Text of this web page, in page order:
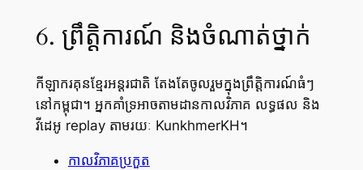
6. ព្រឹត្តិការណ៍ និងចំណាត់ថ្នាក់
កីឡាករគុនខ្មែរអន្តរជាតិ តែងតែចូលរួមក្នុងព្រឹត្តិការណ៍ធំៗ
នៅកម្ពុជា។ អ្នកគាំទ្រអាចតាមដានកាលវិភាគ លទ្ធផល និង
វីដេអូ replay តាមរយៈ KunkhmerKH។
កាលវិភាគប្រកួត